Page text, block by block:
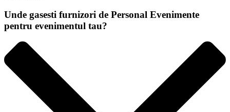
Unde gasesti furnizori de Personal Evenimente
pentru evenimentul tau?